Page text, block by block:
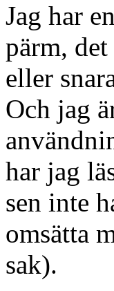
Jag har
pärm,
eller
Och jag
har jag
sen inte
omsätta
sak).